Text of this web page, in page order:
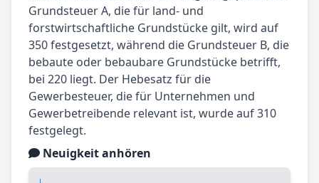
Grundsteuer A, die für land- und
forstwirtschaftliche Grundstücke gilt, wird auf
350 festgesetzt, während die Grundsteuer B, die
bebaute oder bebaubare Grundstücke betrifft,
bei 220 liegt. Der Hebesatz für die
Gewerbesteuer, die für Unternehmen und
Gewerbetreibende relevant ist, wurde auf 310
festgelegt.
Neuigkeit anhören